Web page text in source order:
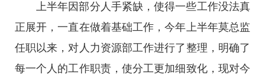
上半年因部分人手紧缺，使得一些工作没法真
正展开，一直在做着基础工作，今年上半年莫总监
任职以来，对人力资源部工作进行了整理，明确了
每一个人的工作职责，使分工更加细致化，现对今